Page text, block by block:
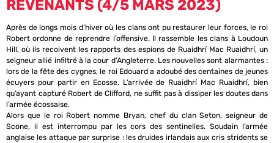
REVENANTS (4/5 MARS 2023)
Après de longs mois d’hiver où les clans ont pu restaurer leur forces, le roi
Robert ordonne de reprendre l’offensive. Il rassemble les clans à Loudoun
Hill, où ils recoivent les rapports des espions de Ruaidhrí Mac Ruaidhrí, un
seigneur allié infiltré à la cour d’Angleterre. Les nouvelles sont alarmantes :
lors de la fête des cygnes, le roi Edouard a adoubé des centaines de jeunes
écuyers pour partir en Ecosse. L’arrivée de Ruaidhrí Mac Ruaidhrí, bien
qu’ayant capturé Robert de Clifford, ne suffit pas à dissiper les doutes dans
l’armée écossaise.
Alors que le roi Robert nomme Bryan, chef du clan Seton, seigneur de
Scone, il est interrompu par les cors des sentinelles. Soudain l’armée
anglaise les attaque par surprise : les druides irlandais aux cris stridents se